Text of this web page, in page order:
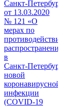
Санкт‑Петербурга
от 13.03.2020
№ 121 «О
мерах по
противодействию
распространению
в
Санкт‑Петербурге
новой
коронавирусной
инфекции
(COVID-19